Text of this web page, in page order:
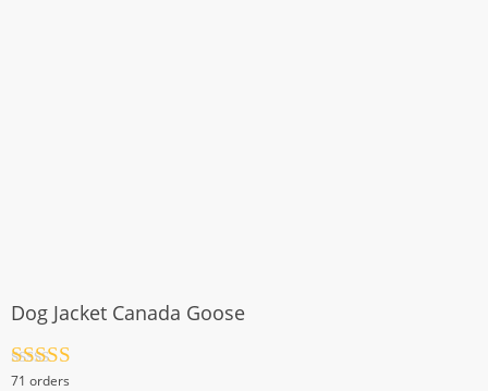
Dog Jacket Canada Goose
Rated4.5
71 orders